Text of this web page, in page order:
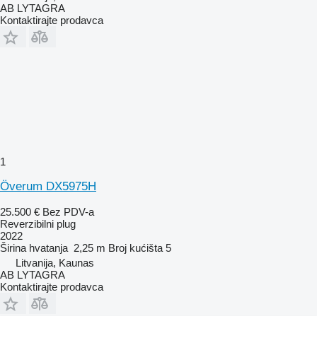
AB LYTAGRA
Kontaktirajte prodavca
1
Överum DX5975H
25.500 € Bez PDV-a
Reverzibilni plug
2022
Širina hvatanja 2,25 m Broj kućišta 5
Litvanija, Kaunas
AB LYTAGRA
Kontaktirajte prodavca